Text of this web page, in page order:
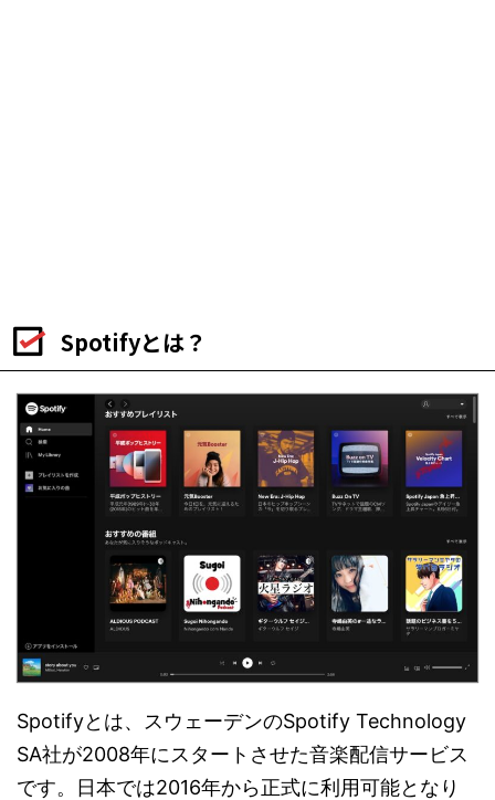
Spotifyとは？
Spotifyとは、スウェーデンのSpotify Technology
SA社が2008年にスタートさせた音楽配信サービス
です。日本では2016年から正式に利用可能となり